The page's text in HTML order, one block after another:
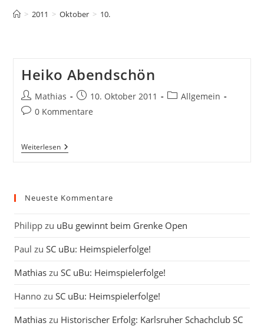
> 2011 > Oktober > 10.
Heiko Abendschön
Beitrags-
Autor:
Mathias
Beitrag
veröffentlicht:
10. Oktober 2011
Beitrags-
Allgemein
Beitrags-
0 Kommentare
WeiterlesenHeiko
Abendschön
Neueste Kommentare
Philipp zu uBu gewinnt beim Grenke Open
Paul zuSC uBu: Heimspielerfolge!
Mathias zuSC uBu: Heimspielerfolge!
Hanno zuSC uBu: Heimspielerfolge!
Mathias zu Historischer Erfolg: Karlsruher Schachclub SC